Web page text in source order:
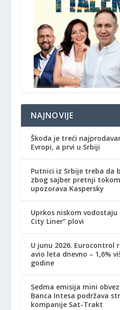
NAJNOVIJE
Škoda je treći
Evropi, a prvi u Srbiji
Putnici iz Srbije treba da
zbog sajber pretnji
upozorava Kaspersky
Uprkos niskom vodostaju
City Liner” plovi
U junu 2026. Eurocontrol
avio leta dnevno – 1,6%
godine
Sedma emisija mini
Banca Intesa podržava
kompanije Sat-Trakt